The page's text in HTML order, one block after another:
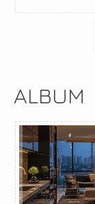
ALBUM